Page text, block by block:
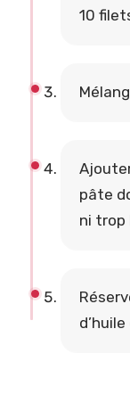
10
pâte
ni trop
d’huile